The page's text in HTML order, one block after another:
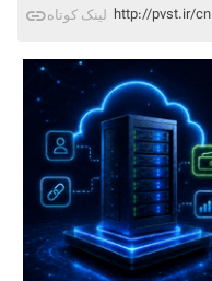
لینک کوتاه http://pvst.ir/cn